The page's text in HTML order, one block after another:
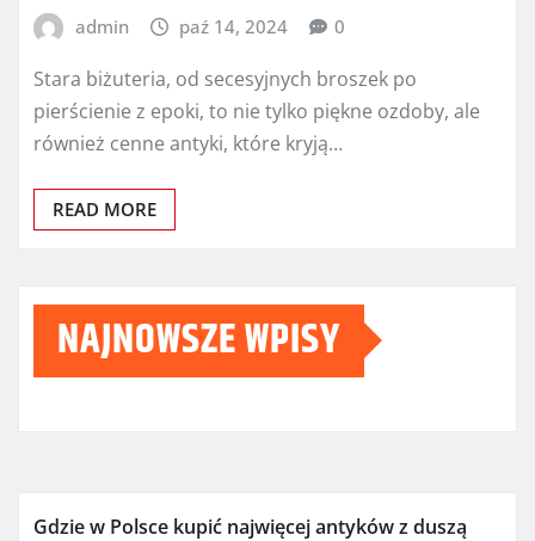
admin paź 14, 2024 0
Stara biżuteria, od secesyjnych broszek po
pierścienie z epoki, to nie tylko piękne ozdoby, ale
również cenne antyki, które kryją…
READ MORE
NAJNOWSZE WPISY
Gdzie w Polsce kupić najwięcej antyków z duszą